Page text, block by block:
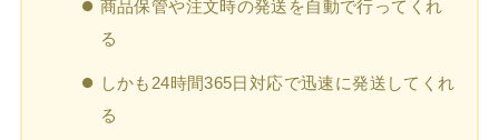
商品保管や注文時の発送を自動で行ってくれ
る
しかも24時間365日対応で迅速に発送してくれ
る